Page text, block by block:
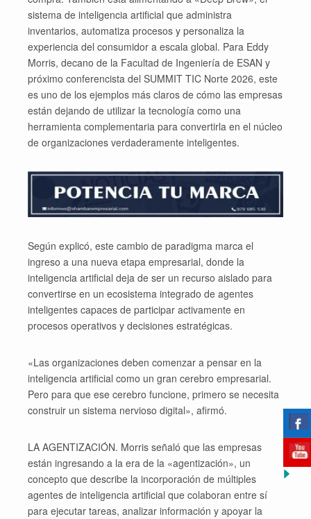
sistema de inteligencia artificial que administra
inventarios, automatiza procesos y personaliza la
experiencia del consumidor a escala global. Para Eddy
Morris, decano de la Facultad de Ingeniería de ESAN y
próximo conferencista del SUMMIT TIC Norte 2026, este
es uno de los ejemplos más claros de cómo las empresas
están dejando de utilizar la tecnología como una
herramienta complementaria para convertirla en el núcleo
de organizaciones verdaderamente inteligentes.
Según explicó, este cambio de paradigma marca el
ingreso a una nueva etapa empresarial, donde la
inteligencia artificial deja de ser un recurso aislado para
convertirse en un ecosistema integrado de agentes
inteligentes capaces de participar activamente en
procesos operativos y decisiones estratégicas.
«Las organizaciones deben comenzar a pensar en la
inteligencia artificial como un gran cerebro empresarial.
Pero para que ese cerebro funcione, primero se necesita
construir un sistema nervioso digital», afirmó.
LA AGENTIZACIÓN. Morris señaló que las empresas
están ingresando a la era de la «agentización», un
concepto que describe la incorporación de múltiples
agentes de inteligencia artificial que colaboran entre sí
para ejecutar tareas, analizar información y apoyar la